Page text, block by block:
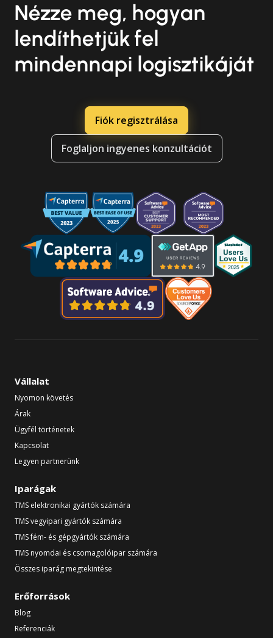
Nézze meg, hogyan
lendíthetjük fel
mindennapi logisztikáját
Fiók regisztrálása
Foglaljon ingyenes konzultációt
Vállalat
Nyomon követés
Árak
Ügyfél történetek
Kapcsolat
Legyen partnerünk
Iparágak
TMS elektronikai gyártók számára
TMS vegyipari gyártók számára
TMS fém- és gépgyártók számára
TMS nyomdai és csomagolóipar számára
Összes iparág megtekintése
Erőforrások
Blog
Referenciák